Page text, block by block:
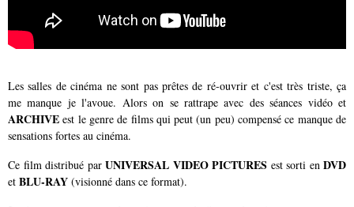
Les salles de cinéma ne sont pas prêtes de ré-ouvrir et c'est très triste, ça
me manque je l'avoue. Alors on se rattrape avec des séances vidéo et
ARCHIVE est le genre de films qui peut (un peu) compensé ce manque de
sensations fortes au cinéma.
Ce film distribué par UNIVERSAL VIDEO PICTURES est sorti en DVD
et BLU-RAY (visionné dans ce format).